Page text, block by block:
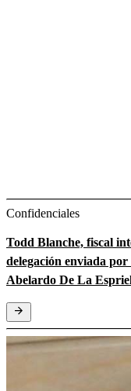
Confidenciales
Todd Blanche, fiscal
delegación enviada
Abelardo De La